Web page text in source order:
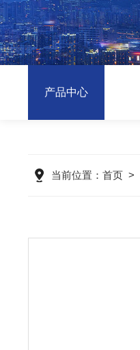
产品中心
当前位置： 首页>